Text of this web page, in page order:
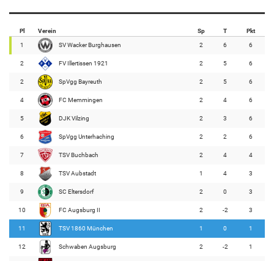
Pl Verein Sp T Pkt
1 SV Wacker Burghausen 2 6 6
2 FV Illertissen 1921 2 5 6
2 SpVgg Bayreuth 2 5 6
4 FC Memmingen 2 4 6
5 DJK Vilzing 2 3 6
6 SpVgg Unterhaching 2 2 6
7 TSV Buchbach 2 4 4
8 TSV Aubstadt 1 4 3
9 SC Eltersdorf 2 0 3
10 FC Augsburg II 2 -2 3
11 TSV 1860 München 1 0 1
12 Schwaben Augsburg 2 -2 1